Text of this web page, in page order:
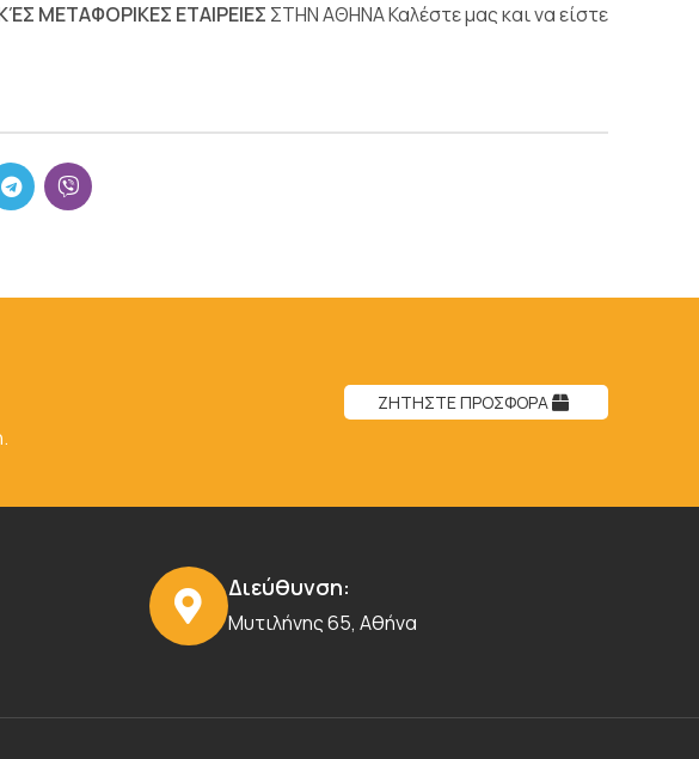
ΜΕΤΑΦΟΡΙΚΕΣ ΕΤΑΙΡΕΙΕΣ ΣΤΗΝ ΑΘΗΝΑ Καλέστε μας και να είστε
ΖΗΤΗΣΤΕ ΠΡΟΣΦΟΡΑ
Διεύθυνση:
Μυτιλήνης 65, Αθήνα